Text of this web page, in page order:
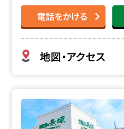
電話をかける
地図・アクセス
家族葬の長坂 小平仲町の